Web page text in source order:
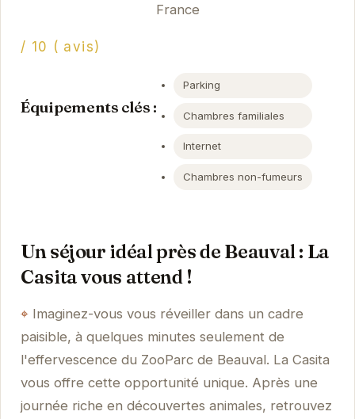
France
/ 10 ( avis)
Équipements clés :
Parking
Chambres familiales
Internet
Chambres non-fumeurs
Un séjour idéal près de Beauval : La
Casita vous attend !
Imaginez-vous vous réveiller dans un cadre
paisible, à quelques minutes seulement de
l'effervescence du ZooParc de Beauval. La Casita
vous offre cette opportunité unique. Après une
journée riche en découvertes animales, retrouvez